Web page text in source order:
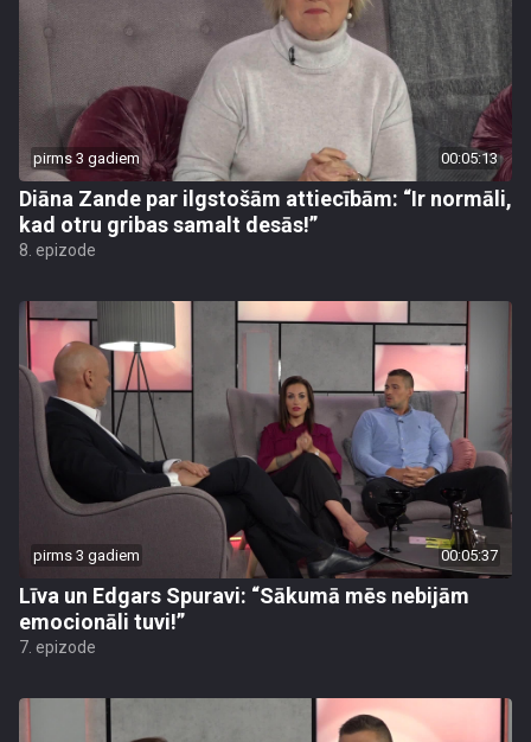
pirms 3 gadiem 00:05:13
Diāna Zande par ilgstošām attiecībām: “Ir normāli,
kad otru gribas samalt desās!”
8. epizode
pirms 3 gadiem 00:05:37
Līva un Edgars Spuravi: “Sākumā mēs nebijām
emocionāli tuvi!”
7. epizode